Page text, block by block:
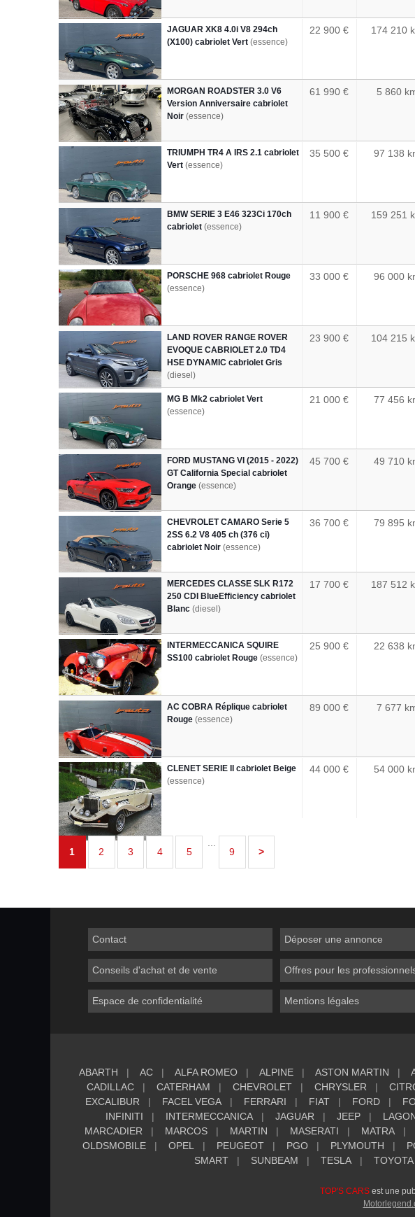
JAGUAR XK8 4.0i V8 294ch
(X100) cabriolet Vert (essence)
22 900 € 174 210
MORGAN ROADSTER 3.0 V6
Version Anniversaire cabriolet
Noir (essence)
61 990 € 5 860
TRIUMPH TR4 A IRS 2.1 cabriolet
Vert (essence)
35 500 € 97 138
BMW SERIE 3 E46 323Ci 170ch
cabriolet (essence)
11 900 € 159 251
PORSCHE 968 cabriolet Rouge
(essence)
33 000 € 96 000
LAND ROVER RANGE ROVER
EVOQUE CABRIOLET 2.0 TD4
HSE DYNAMIC cabriolet Gris
(diesel)
23 900 € 104 215
MG B Mk2 cabriolet Vert
(essence)
21 000 € 77 456
FORD MUSTANG VI (2015 - 2022)
GT California Special cabriolet
Orange (essence)
45 700 € 49 710
CHEVROLET CAMARO Serie 5
2SS 6.2 V8 405 ch (376 ci)
cabriolet Noir (essence)
36 700 € 79 895
MERCEDES CLASSE SLK R172
250 CDI BlueEfficiency cabriolet
Blanc (diesel)
17 700 € 187 512
INTERMECCANICA SQUIRE
SS100 cabriolet Rouge (essence)
25 900 € 22 638
AC COBRA Réplique cabriolet
Rouge (essence)
89 000 € 7 677
CLENET SERIE II cabriolet Beige
(essence)
44 000 € 54 000
1 2 3 4 5
9
>
Contact Déposer une annonce
Conseils d'achat et de vente Offres pour les
Espace de confidentialité Mentions légales
ABARTH
AC ALFA ROMEO ALPINE ASTON MARTIN
CADILLAC
CATERHAM CHEVROLET CHRYSLER
EXCALIBUR
FACEL VEGA FERRARI FIAT FORD
INFINITI
INTERMECCANICA JAGUAR JEEP
MARCADIER
MARCOS MARTIN MASERATI MATRA
OLDSMOBILE
OPEL PEUGEOT PGO PLYMOUTH
SMART
SUNBEAM TESLA TOYOTA
TOP'S CARSest une